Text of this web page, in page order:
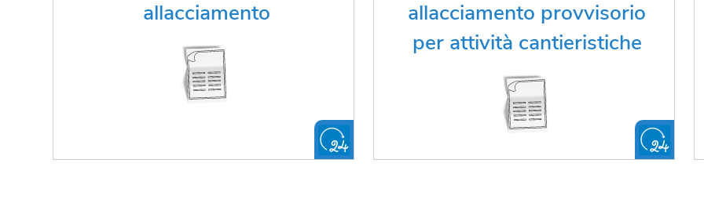
allacciamento
allacciamento provvisorio
per attività cantieristiche
cantieristiche?